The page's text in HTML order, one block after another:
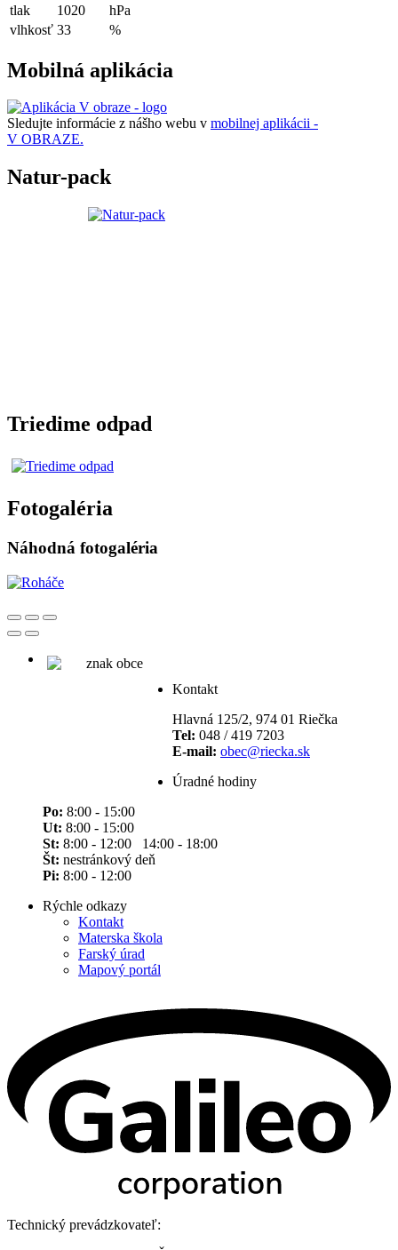
tlak
1020
hPa
vlhkosť 33 %
Mobilná aplikácia
Sledujte informácie z nášho webu v mobilnej aplikácii -
V OBRAZE.
Natur-pack
Triedime odpad
Fotogaléria
Náhodná fotogaléria
Kontakt
Hlavná 125/2, 974 01 Riečka
Tel: 048 / 419 7203
E-mail: obec@riecka.sk
Úradné hodiny
Po: 8:00 - 15:00
Ut: 8:00 - 15:00
St: 8:00 - 12:00 14:00 - 18:00
Št: nestránkový deň
Pi: 8:00 - 12:00
Rýchle odkazy
Kontakt
Materska škola
Farský úrad
Mapový portál
Technický prevádzkovateľ: